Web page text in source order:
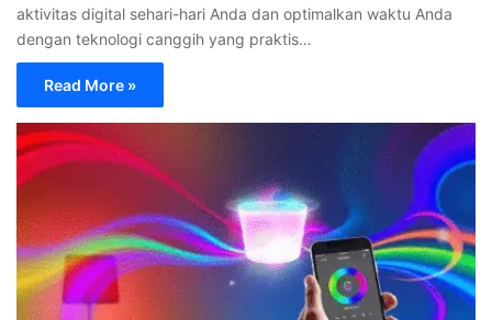
aktivitas digital sehari-hari Anda dan optimalkan waktu Anda
dengan teknologi canggih yang praktis…
Read More »